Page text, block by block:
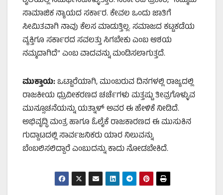
ಸಾಮಾಜಿಕ ನ್ಯಾಯದ ಸರ್ಕಾರ. ಕೇವಲ ಒಂದು ಜಾತಿಗೆ
ಸೀಮಿತವಾಗಿ ನಾವು ಕೆಲಸ ಮಾಡುತ್ತಿಲ್ಲ. ಸಮಾಜದ ಕಟ್ಟಕಡೆಯ
ವ್ಯಕ್ತಿಗೂ ಸರ್ಕಾರದ ಸವಲತ್ತು ಸಿಗಬೇಕು ಎಂಬ ಆಶಯ
ನಮ್ಮದಾಗಿದೆ” ಎಂಬ ವಾದವನ್ನು ಮಂಡಿಸಲಾಗುತ್ತದೆ.
ಮುಕ್ತಾಯ:ಒಟ್ಟಾರೆಯಾಗಿ, ಮುಂಬರುವ ದಿನಗಳಲ್ಲಿ ರಾಜ್ಯದಲ್ಲಿ
ರಾಜಕೀಯ ಧ್ರುವೀಕರಣದ ಚರ್ಚೆಗಳು ಮತ್ತಷ್ಟು ತೀವ್ರಗೊಳ್ಳುವ
ಮುನ್ಸೂಚನೆಯನ್ನು ಯತ್ನಾಳ್ ಅವರ ಈ ಹೇಳಿಕೆ ನೀಡಿದೆ.
ಅಭಿವೃದ್ಧಿ ಮಂತ್ರ ಹಾಗೂ ಓಲೈಕೆ ರಾಜಕಾರಣದ ಈ ಮುಸುಕಿನ
ಗುದ್ದಾಟದಲ್ಲಿ ಸಾರ್ವಜನಿಕರು ಯಾರ ನಿಲುವನ್ನು
ಬೆಂಬಲಿಸಲಿದ್ದಾರೆ ಎಂಬುದನ್ನು ಕಾದು ನೋಡಬೇಕಿದೆ.